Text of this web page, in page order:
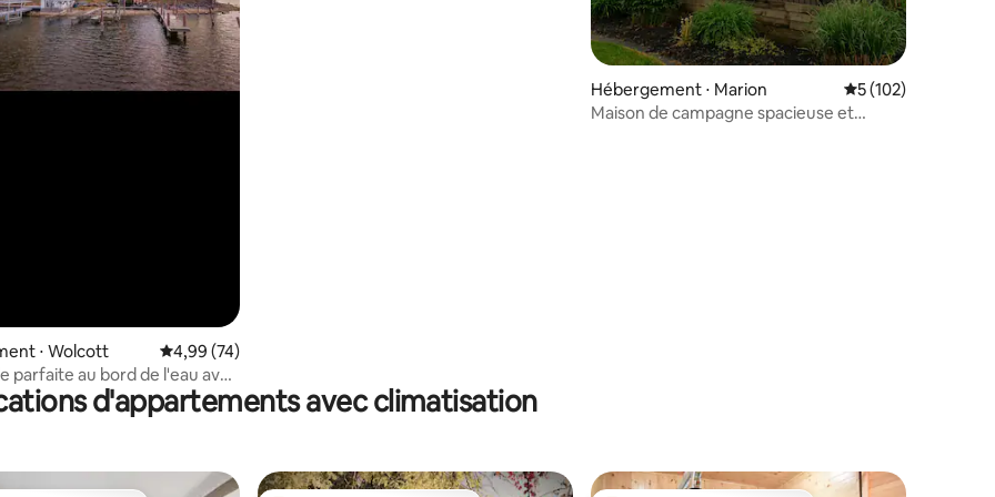
⋅ Wolcott Évaluation moyenne sur la base de 74 commentaires : 4,99 sur 5
4,99 (74)
parfaite au bord de l'eau avec
!
Hébergement ⋅ Marion Évaluation
5 (102)
Maison de campagne spacieuse et
d'appartements avec climatisation